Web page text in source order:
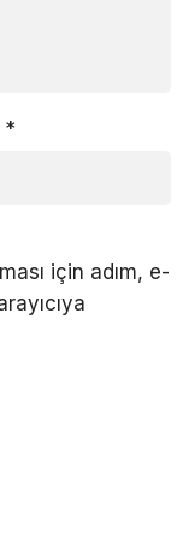
*
için adım, e-